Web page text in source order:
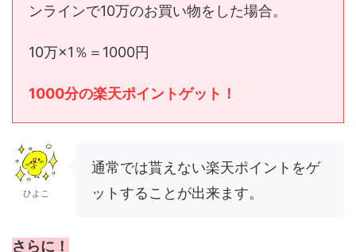
ンラインで10万のお買い物をした場合。
10万×1％＝1000円
1000分の楽天ポイントゲット！
ひよこ
通常では貰えない楽天ポイントをゲ
ットすることが出来ます。
さらに！